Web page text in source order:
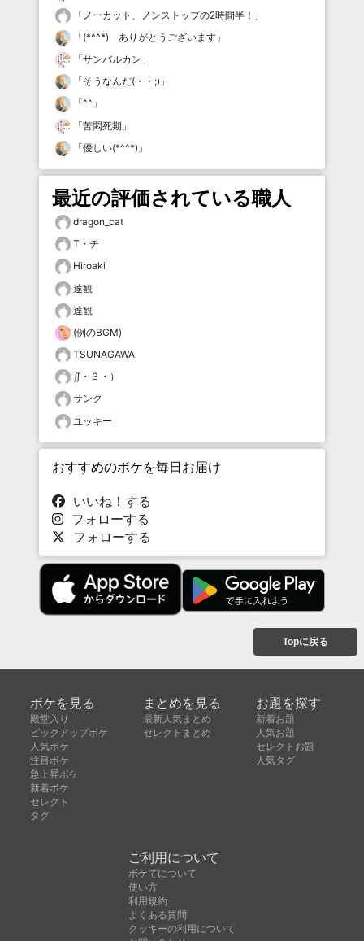
「 ノーカット、ノンストップの2時間半！ 」
「(*^^*) ありがとうございます 」
「サンバルカン 」
「そうなんだ(・・;) 」
「^^ 」
「苦悶死期 」
「優しい(*^^*) 」
最近の評価されている職人
dragon_cat
T・チ
Hiroaki
達観
達観
(例のBGM)
TSUNAGAWA
∬・３・）
サンク
ユッキー
おすすめのボケを毎日お届け
いいね！する
フォローする
フォローする
Topに戻る
ボケを見る
殿堂入り
ピックアップボケ
人気ボケ
注目ボケ
急上昇ボケ
新着ボケ
セレクト
タグ
まとめを見る
最新人気まとめ
セレクトまとめ
お題を探す
新着お題
人気お題
セレクトお題
人気タグ
ご利用について
ボケてについて
使い方
利用規約
よくある質問
クッキーの利用について